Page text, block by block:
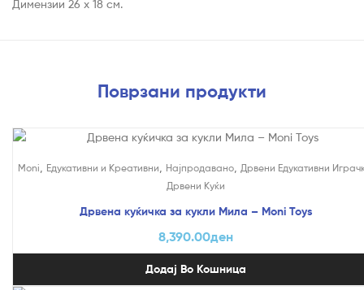
Димензии 26 x 18 см.
Поврзани продукти
Moni Едукативни и Креативни Најпродавано, Дрвени Едукативни
Дрвени Куќи
Дрвена куќичка за кукли Мила – Moni Toys
8,390.00ден
Додај Во Кошница